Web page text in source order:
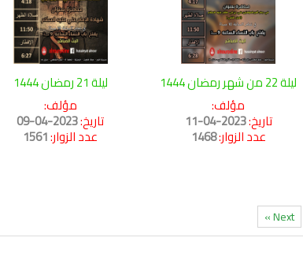
ليلة 22 من شهر رمضان 1444
مؤلف:
تاريخ:2023-04-11
عدد الزوار:1468
ليلة 21 رمضان 1444
مؤلف:
تاريخ:2023-04-09
عدد الزوار:1561
Next »